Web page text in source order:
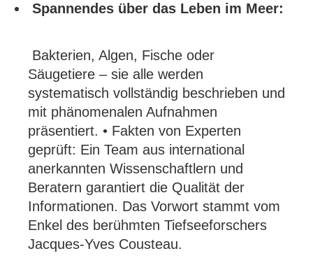
Spannendes über das Leben im Meer:
Bakterien, Algen, Fische oder
Säugetiere – sie alle werden
systematisch vollständig beschrieben und
mit phänomenalen Aufnahmen
präsentiert. • Fakten von Experten
geprüft: Ein Team aus international
anerkannten Wissenschaftlern und
Beratern garantiert die Qualität der
Informationen. Das Vorwort stammt vom
Enkel des berühmten Tiefseeforschers
Jacques-Yves Cousteau.